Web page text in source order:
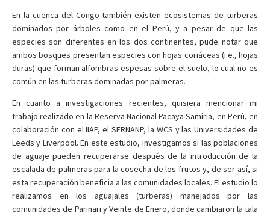
En la cuenca del Congo también existen ecosistemas de turberas
dominados por árboles como en el Perú, y a pesar de que las
especies son diferentes en los dos continentes, pude notar que
ambos bosques presentan especies con hojas coriáceas (i.e., hojas
duras) que forman alfombras espesas sobre el suelo, lo cual no es
común en las turberas dominadas por palmeras.
En cuanto a investigaciones recientes, quisiera mencionar mi
trabajo realizado en la Reserva Nacional Pacaya Samiria, en Perú, en
colaboración con el IIAP, el SERNANP, la WCS y las Universidades de
Leeds y Liverpool. En este estudio, investigamos si las poblaciones
de aguaje pueden recuperarse después de la introducción de la
escalada de palmeras para la cosecha de los frutos y, de ser así, si
esta recuperación beneficia a las comunidades locales. El estudio lo
realizamos en los aguajales (turberas) manejados por las
comunidades de Parinari y Veinte de Enero, donde cambiaron la tala